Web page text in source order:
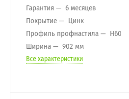
Гарантия
6 месяцев
Покрытие
Цинк
Профиль профнастила
H60
Ширина
902 мм
Все характеристики